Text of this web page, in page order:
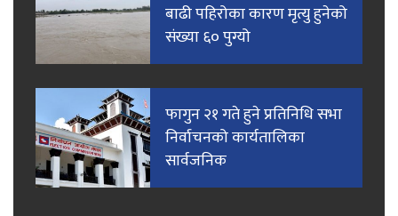
बाढी पहिरोका कारण मृत्यु हुनेको
संख्या ६० पुग्यो
फागुन २१ गते हुने प्रतिनिधि सभा
निर्वाचनको कार्यतालिका
सार्वजनिक